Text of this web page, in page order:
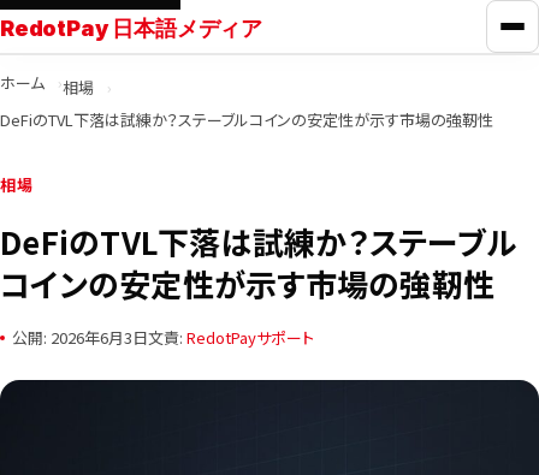
RedotPay 日本語メディア メ
RedotPayガイド
カード比較
学ぶ
ニュース
ホーム
相場
DeFiのTVL下落は試練か？ステーブルコインの安定性が示す市場の強靭性
相場
DeFiのTVL下落は試練か？ステーブル
コインの安定性が示す市場の強靭性
公開: 2026年6月3日文責: RedotPayサポート